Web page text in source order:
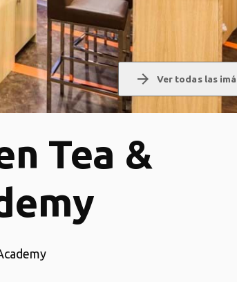
arrow_forward Ver todas las
Tea &